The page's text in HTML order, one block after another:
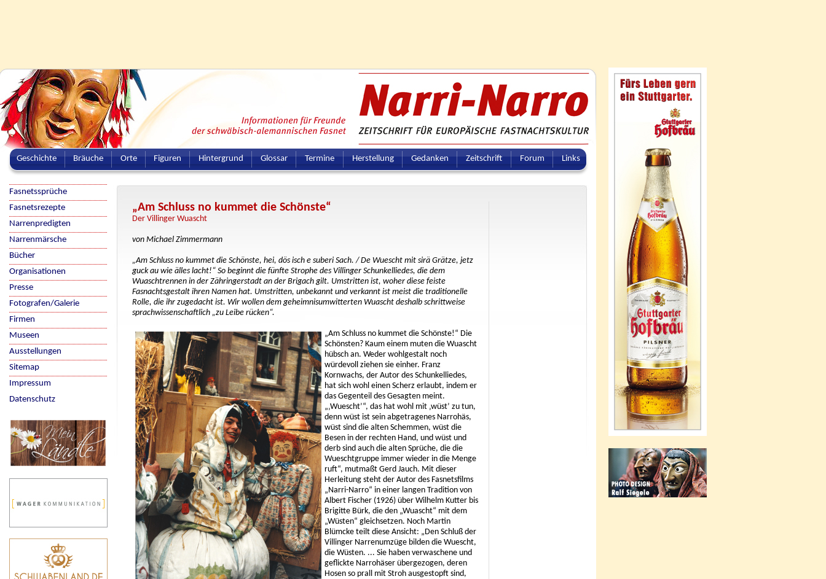
Geschichte Bräuche Orte Figuren Hintergrund Glossar Termine Herstellung Gedanken Zeitschrift Forum Links
„Am Schluss no kummet die Schönste“
Der Villinger Wuascht
von Michael Zimmermann
„Am Schluss no kummet die Schönste, hei, dös isch e suberi Sach. / De Wuescht mit sirä Grätze, jetz
guck au wie älles lacht!“ So beginnt die fünfte Strophe des Villinger Schunkelliedes, die dem
Wuaschtrennen in der Zähringerstadt an der Brigach gilt. Umstritten ist, woher diese feiste
Fasnachtsgestalt ihren Namen hat. Umstritten, unbekannt und verkannt ist meist die traditionelle
Rolle, die ihr zugedacht ist. Wir wollen dem geheimnisumwitterten Wuascht deshalb schrittweise
sprachwissenschaftlich „zu Leibe rücken“.
„Am Schluss no kummet die Schönste!“ Die
Schönsten? Kaum einem muten die Wuascht
hübsch an. Weder wohlgestalt noch
würdevoll ziehen sie einher. Franz
Kornwachs, der Autor des Schunkelliedes,
hat sich wohl einen Scherz erlaubt, indem er
das Gegenteil des Gesagten meint.
„‚Wuescht’“, das hat wohl mit ‚wüst’ zu tun,
denn wüst ist sein abgetragenes Narrohäs,
wüst sind die alten Schemmen, wüst die
Besen in der rechten Hand, und wüst und
derb sind auch die alten Sprüche, die die
Wueschtgruppe immer wieder in die Menge
ruft“, mutmaßt Gerd Jauch. Mit dieser
Herleitung steht der Autor des Fasnetsfilms
„Narri-Narro“ in einer langen Tradition von
Albert Fischer (1926) über Wilhelm Kutter bis
Brigitte Bürk, die den „Wuascht“ mit dem
„Wüsten“ gleichsetzen. Noch Martin
Blümcke teilt diese Ansicht: „Den Schluß der
Villinger Narrenumzüge bilden die Wuescht,
die Wüsten. ... Sie haben verwaschene und
geflickte Narrohäser übergezogen, deren
Hosen so prall mit Stroh ausgestopft sind,
Fasnetssprüche
Fasnetsrezepte
Narrenpredigten
Narrenmärsche
Bücher
Organisationen
Presse
Fotografen/Galerie
Firmen
Museen
Ausstellungen
Sitemap
Impressum
Datenschutz